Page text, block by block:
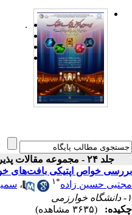
.
جلد ۲۴ - مجموعه مقالات پذیرفته و ارائه شده در بیست و چهارمین کنفرانس اپتیک و فوتونیک ایران
بررسی خواص اپتیکی بافت‌های
مجتبی حسین زاده*۱ ،
۱- دانشگاه خوارزمی
چکیده:
(۳۶۳۵ مشاهده)